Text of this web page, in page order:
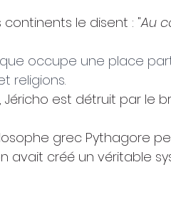
le disent : "Au
occupe une place
religions.
est détruit par le
grec Pythagore
avait créé un véritable